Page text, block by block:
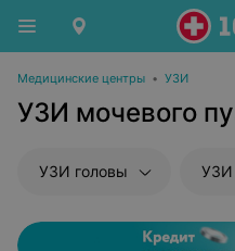
Медицинские центры • УЗИ
УЗИ мочевого
УЗИ головы УЗИ